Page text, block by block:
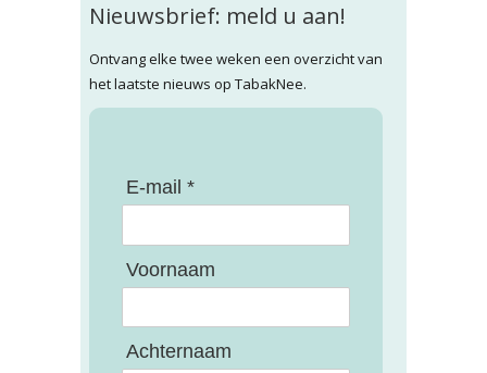
Nieuwsbrief: meld u aan!
Ontvang elke twee weken een overzicht van
het laatste nieuws op TabakNee.
E-mail *
Voornaam
Achternaam